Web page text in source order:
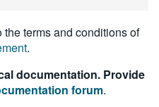
terms and conditions of
.
documentation. Provide
forum.